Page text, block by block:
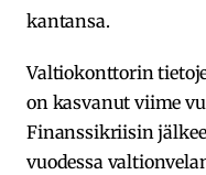
kantansa.
Valtiokonttorin
on kasvanut viime
Finanssikriisin
vuodessa